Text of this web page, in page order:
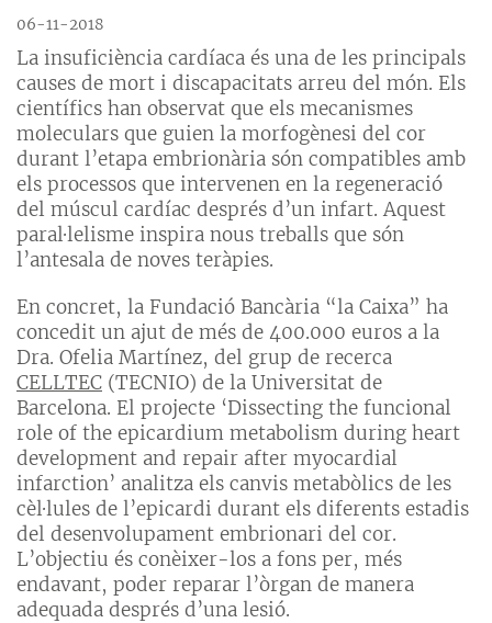
06-11-2018
La insuficiència cardíaca és una de les principals
causes de mort i discapacitats arreu del món. Els
científics han observat que els mecanismes
moleculars que guien la morfogènesi del cor
durant l’etapa embrionària són compatibles amb
els processos que intervenen en la regeneració
del múscul cardíac després d’un infart. Aquest
paral·lelisme inspira nous treballs que són
l’antesala de noves teràpies.
En concret, la Fundació Bancària “la Caixa” ha
concedit un ajut de més de 400.000 euros a la
Dra. Ofelia Martínez, del grup de recerca
CELLTEC (TECNIO) de la Universitat de
Barcelona. El projecte ‘Dissecting the funcional
role of the epicardium metabolism during heart
development and repair after myocardial
infarction’ analitza els canvis metabòlics de les
cèl·lules de l’epicardi durant els diferents estadis
del desenvolupament embrionari del cor.
L’objectiu és conèixer-los a fons per, més
endavant, poder reparar l’òrgan de manera
adequada després d’una lesió.